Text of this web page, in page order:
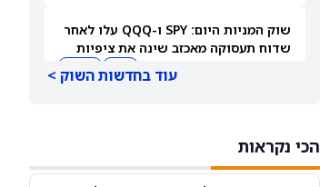
שוק המניות היום: SPY ו-QQQ עלו לאחר
שדוח תעסוקה מאכזב שינה את ציפיות
עוד בחדשות השוק >
הכי נקראות